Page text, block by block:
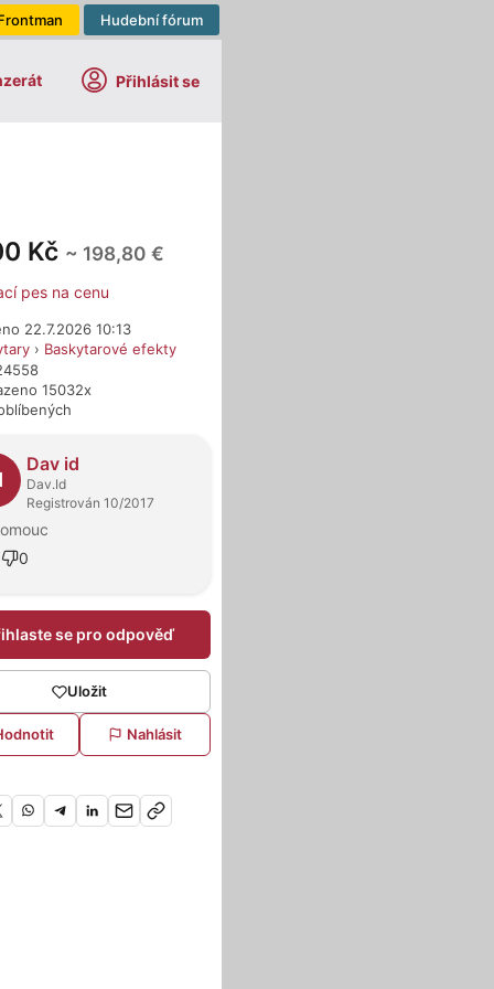
Hudební fórum
Přihlásit se
Kč ~ 198,80 €
pes na cenu
22.7.2026 10:13
› Baskytarové efekty
15032x
Dav id
Dav.Id
Registrován 10/2017
0
se pro odpověď
Uložit
Nahlásit